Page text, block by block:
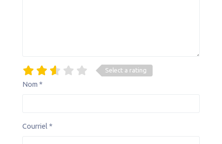
Select a rating
Nom *
Courriel *